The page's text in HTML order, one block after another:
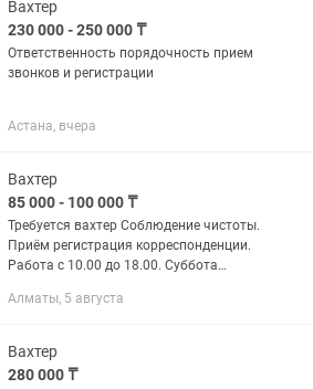
Вахтер
230 000 - 250 000 ₸
Ответственность порядочность прием
звонков и регистрации
Астана, вчера
Вахтер
85 000 - 100 000 ₸
Требуется вахтер Соблюдение чистоты.
Приём регистрация корреспонденции.
Работа с 10.00 до 18.00. Суббота
Желательно работника проживающих
Алматы, 5 августа
Вахтер
280 000 ₸